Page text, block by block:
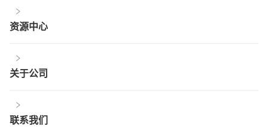
资源中心
关于公司
联系我们